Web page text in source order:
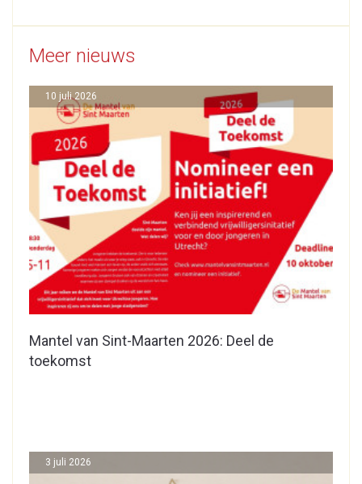
Meer nieuws
Mantel van Sint-Maarten 2026: Deel de
toekomst
10 juli 2026
3 juli 2026